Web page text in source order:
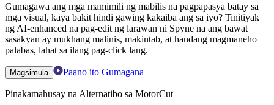
Gumagawa ang mga mamimili ng mabilis na pagpapasya batay sa
mga visual, kaya bakit hindi gawing kakaiba ang sa iyo? Tinitiyak
ng AI-enhanced na pag-edit ng larawan ni Spyne na ang bawat
sasakyan ay mukhang malinis, makintab, at handang magmaneho
palabas, lahat sa ilang pag-click lang.
Magsimula Paano ito Gumagana
Pinakamahusay na Alternatibo sa MotorCut